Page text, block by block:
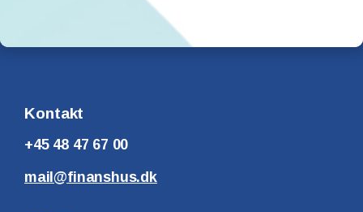
Kontakt
+45 48 47 67 00
mail@finanshus.dk